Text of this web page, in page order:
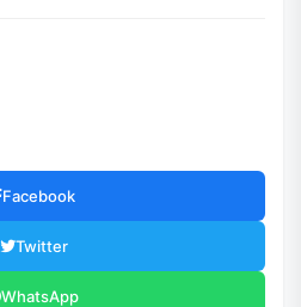
Facebook
Twitter
WhatsApp